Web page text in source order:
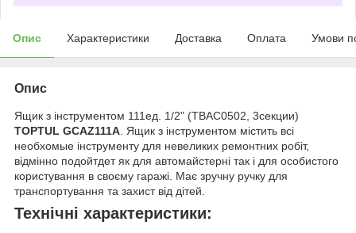
Опис Характеристики Доставка Оплата Умови
Опис
Ящик з інструментом 111ед. 1/2" (TBAC0502, 3секции)
TOPTUL GCAZ111A . Ящик з інструментом містить всі
необхомые інструменту для невеликих ремонтних робіт,
відмінно подойтдет як для автомайстерні так і для особистого
користування в своєму гаражі. Має зручну ручку для
транспортування та захист від дітей.
Технічні характеристики: